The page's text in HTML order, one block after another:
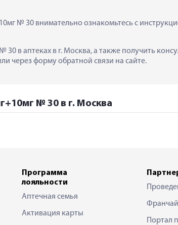
№ 30 внимательно ознакомьтесь с
30 в аптеках в г. Москва, а также получить
через форму обратной связи на сайте.
№ 30 в г. Москва
Программа
лояльности
Аптечная семья
Активация карты
Портал